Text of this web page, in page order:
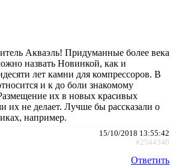
Акваэль! Придуманные более века
назвать Новинкой, как и
лет камни для компрессоров. В
и к до боли знакомому
их в новых красивых
их не делает. Лучше бы рассказали о
например.
15/10/2018 13:55:42
#2544340
Ответить